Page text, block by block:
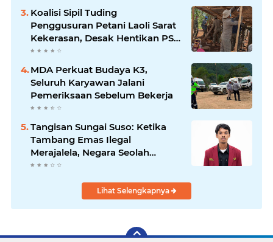
Koalisi Sipil Tuding
Penggusuran Petani Laoli Sarat
Kekerasan, Desak Hentikan PSN
PT IHIP
MDA Perkuat Budaya K3,
Seluruh Karyawan Jalani
Pemeriksaan Sebelum Bekerja
Tangisan Sungai Suso: Ketika
Tambang Emas Ilegal
Merajalela, Negara Seolah
Memilih Diam
Lihat Selengkapnya